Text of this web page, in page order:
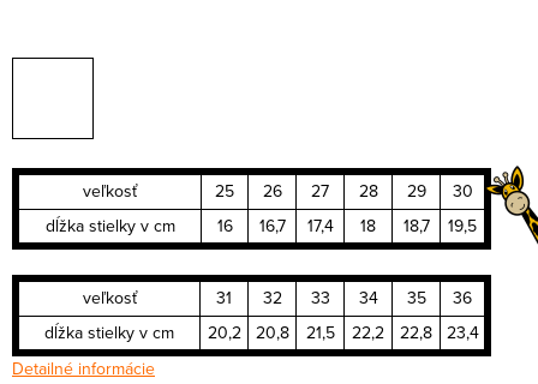
veľkosť 25 26 27 28 29
30
dĺžka stielky v cm
16 16,7 17,4 18 18,7 19,5
veľkosť 31 32 33 34 35
36
dĺžka stielky v cm
20,2 20,8 21,5 22,2 22,8 23,4
Detailné informácie